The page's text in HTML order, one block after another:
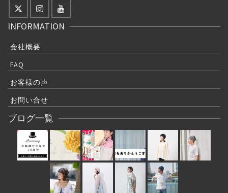
INFORMATION
会社概要
FAQ
お客様の声
お問い合せ
ブログ一覧